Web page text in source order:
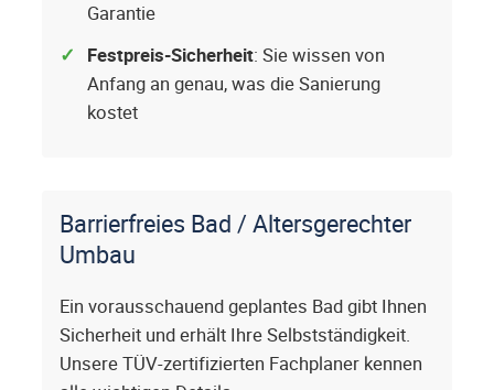
Garantie
Festpreis-Sicherheit: Sie wissen von
Anfang an genau, was die Sanierung
kostet
Barrierfreies Bad / Altersgerechter
Umbau
Ein vorausschauend geplantes Bad gibt Ihnen
Sicherheit und erhält Ihre Selbstständigkeit.
Unsere TÜV-zertifizierten Fachplaner kennen